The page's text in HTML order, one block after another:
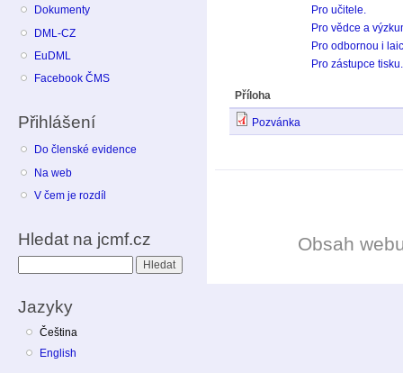
Dokumenty
DML-CZ
EuDML
Facebook ČMS
Přihlášení
Do členské evidence
Na web
V čem je rozdíl
Hledat na jcmf.cz
Jazyky
Čeština
English
Pro učitele.
Pro vědce a
Pro odbornou i
Pro zástupce tisku.
Příloha
Pozvánka
Obsah